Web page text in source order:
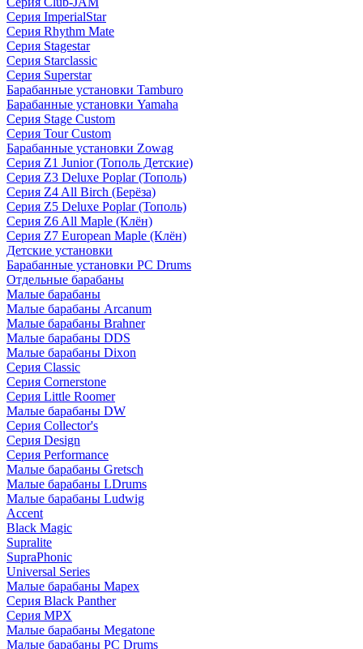
Серия ImperialStar
Серия Rhythm Mate
Серия Stagestar
Серия Starclassic
Серия Superstar
Барабанные установки Tamburo
Барабанные установки Yamaha
Серия Stage Custom
Серия Tour Custom
Барабанные установки Zowag
Серия Z1 Junior (Тополь Детские)
Серия Z3 Deluxe Poplar (Тополь)
Серия Z4 All Birch (Берёза)
Серия Z5 Deluxe Poplar (Тополь)
Серия Z6 All Maple (Клён)
Серия Z7 European Maple (Клён)
Детские установки
Барабанные установки PC Drums
Отдельные барабаны
Малые барабаны
Малые барабаны Arcanum
Малые барабаны Brahner
Малые барабаны DDS
Малые барабаны Dixon
Серия Classic
Серия Cornerstone
Серия Little Roomer
Малые барабаны DW
Серия Collector's
Серия Design
Серия Performance
Малые барабаны Gretsch
Малые барабаны LDrums
Малые барабаны Ludwig
Accent
Black Magic
Supralite
SupraPhonic
Universal Series
Малые барабаны Mapex
Серия Black Panther
Серия MPX
Малые барабаны Megatone
Малые барабаны PC Drums